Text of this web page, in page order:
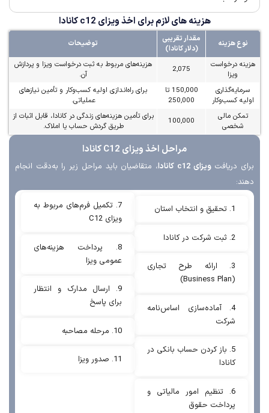
هزینه های لازم برای اخذ ویزای c12 کانادا
مقدار تقریبی
(دلار کانادا)
درخواست
2,075
هزینه‌های مربوط به ثبت درخواست ویزا و پردازش
کسب‌وکار
150,000 تا
250,000
برای راه‌اندازی اولیه کسب‌وکار و تأمین نیازهای
مالی
100,000
برای تأمین هزینه‌های زندگی در کانادا، قابل اثبات از
طریق گردش حساب یا املاک.
مراحل اخذ ویزای C12 کانادا
دریافت ویزای c12 کانادا
، متقاضیان باید مراحل زیر را به‌دقت انجام
3. ارائه طرح تجاری
4. آماده‌سازی اساس‌نامه
5. باز کردن حساب بانکی در
6. تنظیم امور مالیاتی و
پرداخت حقوق
7. تکمیل فرم‌های مربوط به
8. پرداخت هزینه‌های
عمومی ویزا
9. ارسال مدارک و انتظار
برای پاسخ